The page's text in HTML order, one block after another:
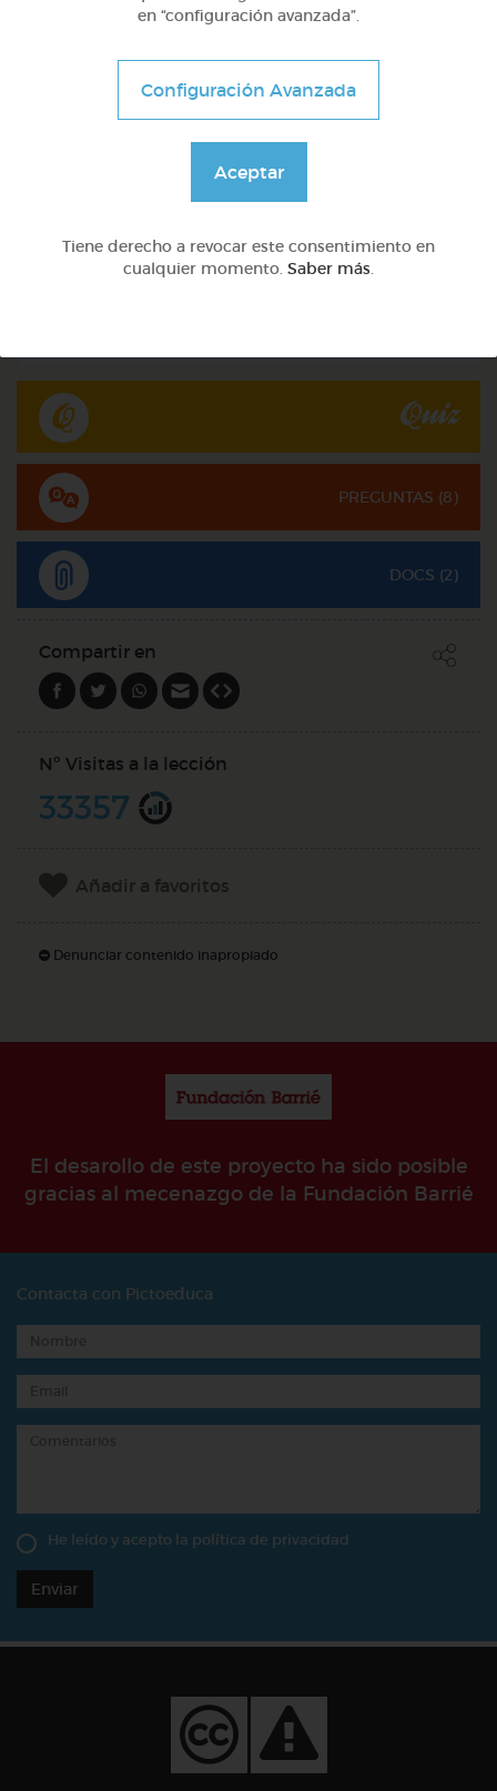
Dictado de sílabas directas e inversas
Quiz
PREGUNTAS (8)
DOCS (2)
Compartir en
Nº Visitas a la lección
33357
Añadir a favoritos
Denunciar contenido inapropiado
El desarollo de este proyecto ha sido posible
gracias al mecenazgo de la Fundación Barrié
Contacta con Pictoeduca
He leído y acepto la política de privacidad
Enviar
en “configuración avanzada”.
Configuración Avanzada
Aceptar
Tiene derecho a revocar este consentimiento en
cualquier momento. Saber más.